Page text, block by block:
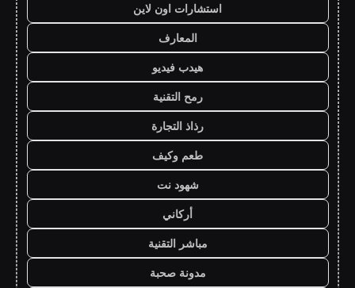
استشارات اون لاين
المعارف
هيدب فيديو
رمح التقنية
رذاذ التجارة
طعم وكيف
شهود نت
أركاني
مباشر التقنية
مدونة صحبة